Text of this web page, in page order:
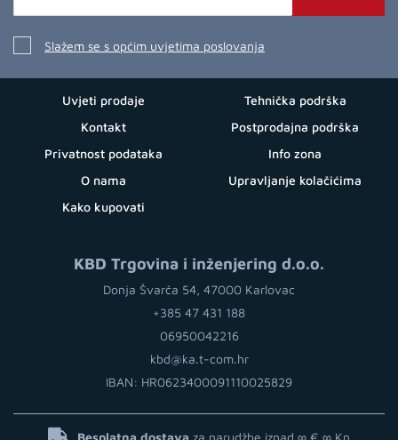
Slažem se s općim uvjetima poslovanja
Uvjeti prodaje
Kontakt
Privatnost podataka
O nama
Kako kupovati
Tehnička podrška
Postprodajna podrška
Info zona
Upravljanje kolačićima
KBD Trgovina i inženjering d.o.o.
Donja Švarča 54, 47000 Karlovac
+385 47 431 188
06950042216
kbd@ka.t-com.hr
IBAN: HR0623400091110025829
Besplatna dostava za narudžbe iznad ∞ € ∞ Kn